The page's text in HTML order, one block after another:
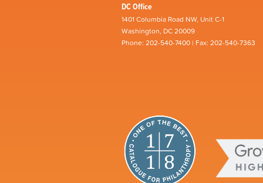
DC Office
1401 Columbia Road NW, Unit C-1
Washington, DC 20009
Phone: 202-540-7400 | Fax: 202-540-7363